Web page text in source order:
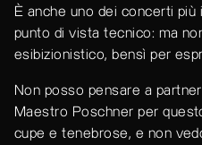
È anche uno dei concerti più
punto di vista tecnico: ma
esibizionistico, bensì per
Non posso pensare a
Maestro Poschner per
cupe e tenebrose, e non